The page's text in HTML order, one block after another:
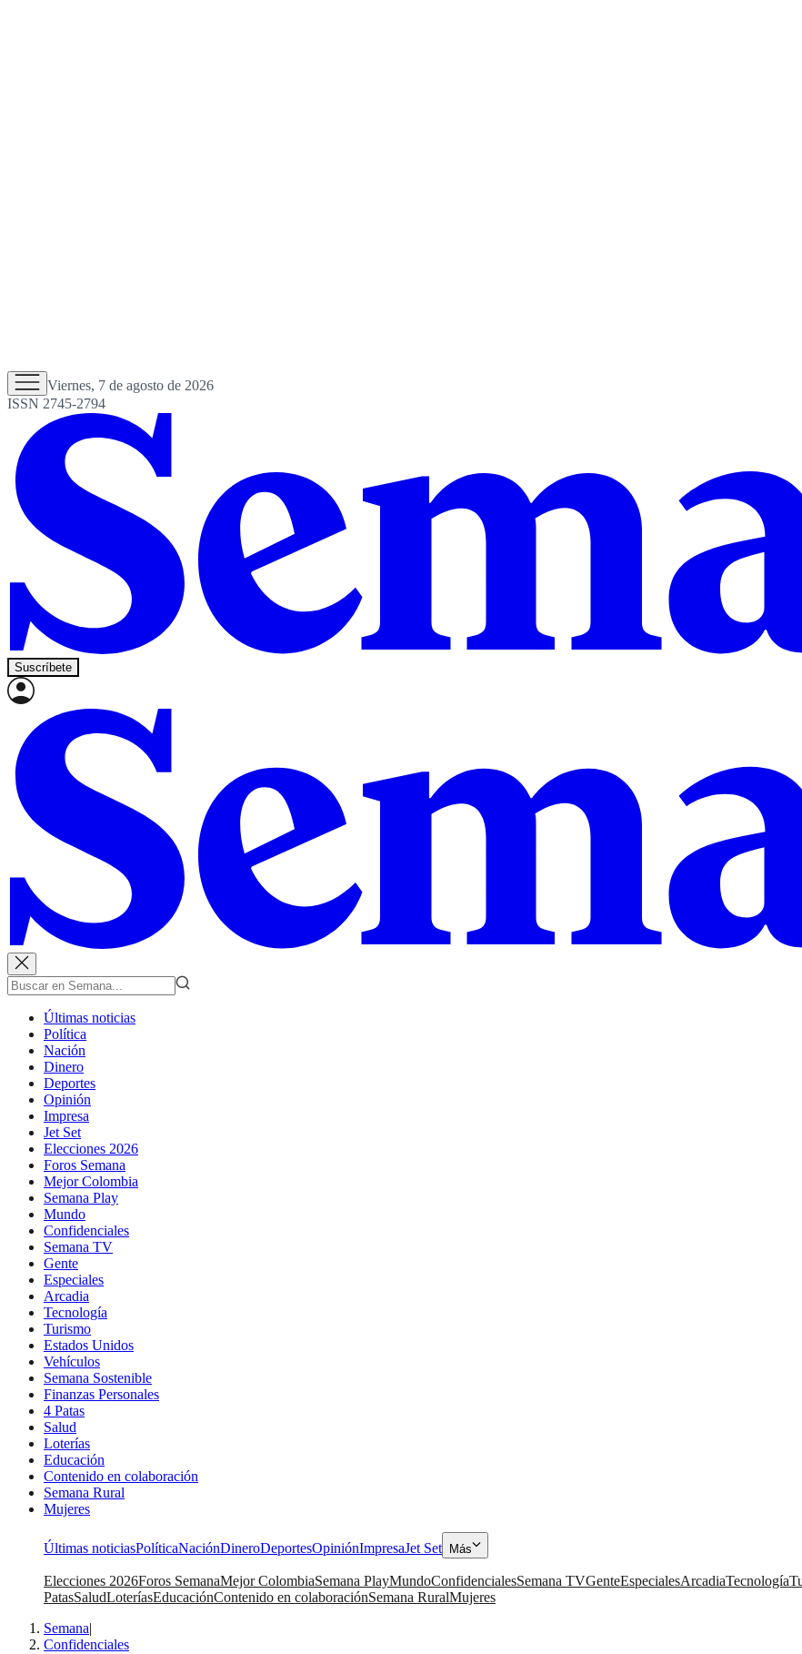
Viernes, 7 de agosto de 2026
ISSN 2745-2794
Suscríbete
Últimas noticias
Política
Nación
Dinero
Deportes
Opinión
Impresa
Jet Set
Elecciones 2026
Foros Semana
Mejor Colombia
Semana Play
Mundo
Confidenciales
Semana TV
Gente
Especiales
Arcadia
Tecnología
Turismo
Estados Unidos
Vehículos
Semana Sostenible
Finanzas Personales
4 Patas
Salud
Loterías
Educación
Contenido en colaboración
Semana Rural
Mujeres
Últimas noticiasPolíticaNaciónDineroDeportesOpiniónImpresaJet Set Más
Elecciones 2026Foros SemanaMejor ColombiaSemana PlayMundoConfidencialesSemana TVGenteEspecialesArcadiaTecnología
PatasSaludLoteríasEducaciónContenido en colaboraciónSemana RuralMujeres
Semana|
Confidenciales